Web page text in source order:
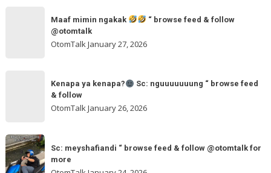
follow
@otomtalk
Maaf mimin ngakak
“ browse feed & follow
@otomtalk
OtomTalkJanuary 27, 2026
Sc:
nguuuuuuung
“
Kenapa ya kenapa?
Sc: nguuuuuuung “ browse feed
& follow
OtomTalkJanuary 26, 2026
Sc:
meyshafiandi
“
Sc: meyshafiandi “ browse feed & follow @otomtalk for
more